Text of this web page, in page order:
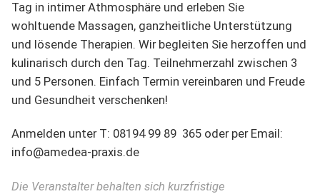
Tag in intimer Athmosphäre und erleben Sie
wohltuende Massagen, ganzheitliche Unterstützung
und lösende Therapien. Wir begleiten Sie herzoffen und
kulinarisch durch den Tag. Teilnehmerzahl zwischen 3
und 5 Personen. Einfach Termin vereinbaren und Freude
und Gesundheit verschenken!
Anmelden unter T: 08194 99 89 365 oder per Email:
info@amedea-praxis.de
Die Veranstalter behalten sich kurzfristige